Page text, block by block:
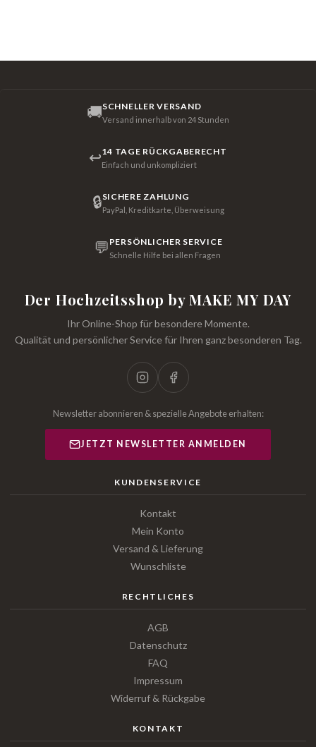
🚚SCHNELLER VERSAND
Versand innerhalb von 24 Stunden
↩14 TAGE RÜCKGABERECHT
Einfach und unkompliziert
🔒SICHERE ZAHLUNG
PayPal, Kreditkarte, Überweisung
💬 PERSÖNLICHER SERVICE
Schnelle Hilfe bei allen Fragen
Der Hochzeitsshop by MAKE MY DAY
Ihr Online-Shop für besondere Momente.
Qualität und persönlicher Service für Ihren ganz besonderen Tag.
Newsletter abonnieren & spezielle Angebote erhalten:
JETZT NEWSLETTER ANMELDEN
KUNDENSERVICE
Kontakt
Mein Konto
Versand & Lieferung
Wunschliste
RECHTLICHES
AGB
Datenschutz
FAQ
Impressum
Widerruf & Rückgabe
KONTAKT